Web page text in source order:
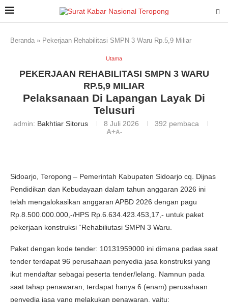
Beranda » Pekerjaan Rehabilitasi SMPN 3 Waru Rp.5,9 Miliar
Utama
PEKERJAAN REHABILITASI SMPN 3 WARU
RP.5,9 MILIAR
Pelaksanaan Di Lapangan Layak Di
Telusuri
admin: Bakhtiar Sitorus 8 Juli 2026 392 pembaca
A+A-
Sidoarjo, Teropong – Pemerintah Kabupaten Sidoarjo cq. Dijnas
Pendidikan dan Kebudayaan dalam tahun anggaran 2026 ini
telah mengalokasikan anggaran APBD 2026 dengan pagu
Rp.8.500.000.000,-/HPS Rp.6.634.423.453,17,- untuk paket
pekerjaan konstruksi “Rehabiliutasi SMPN 3 Waru.
Paket dengan kode tender: 10131959000 ini dimana padaa saat
tender terdapat 96 perusahaan penyedia jasa konstruksi yang
ikut mendaftar sebagai peserta tender/lelang. Namnun pada
saat tahap penawaran, terdapat hanya 6 (enam) perusahaan
penyedia jasa yang melakukan penawaran, yaitu: